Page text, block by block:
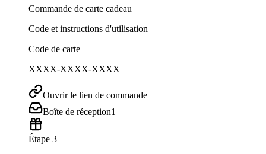
Commande de carte cadeau
Code et instructions d'utilisation
Code de carte
XXXX-XXXX-XXXX
Ouvrir le lien de commande
Boîte de réception1
Étape 3